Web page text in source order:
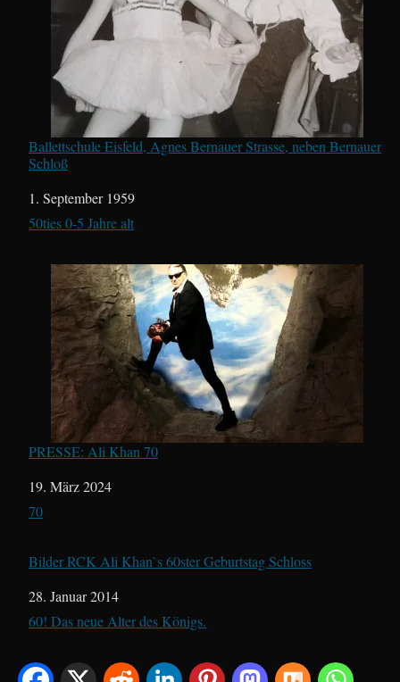
Ballettschule Eisfeld, Agnes Bernauer Strasse, neben Bernauer
Schloß
Datum
1. September 1959
In Bezug auf
50ties 0-5 Jahre alt
PRESSE: Ali Khan 70
Datum
19. März 2024
In Bezug auf
70
Bilder RCK Ali Khan`s 60ster Geburtstag Schloss
Datum
28. Januar 2014
In Bezug auf
60! Das neue Alter des Königs.